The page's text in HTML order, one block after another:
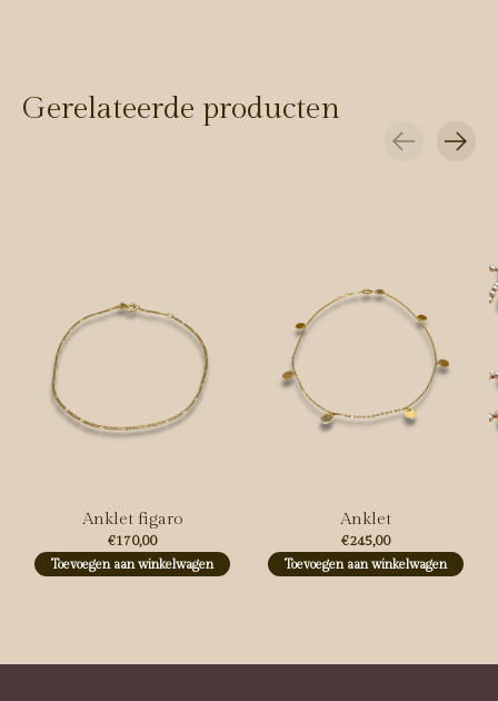
Gerelateerde producten
Anklet figaro
€170,00
Toevoegen aan winkelwagen
Anklet
€245,00
Toevoegen aan winkelwagen